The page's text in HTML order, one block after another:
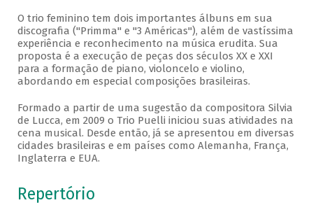
O trio feminino tem dois importantes álbuns em sua
discografia ("Primma" e "3 Américas"), além de vastíssima
experiência e reconhecimento na música erudita. Sua
proposta é a execução de peças dos séculos XX e XXI
para a formação de piano, violoncelo e violino,
abordando em especial composições brasileiras.
Formado a partir de uma sugestão da compositora Silvia
de Lucca, em 2009 o Trio Puelli iniciou suas atividades na
cena musical. Desde então, já se apresentou em diversas
cidades brasileiras e em países como Alemanha, França,
Inglaterra e EUA.
Repertório